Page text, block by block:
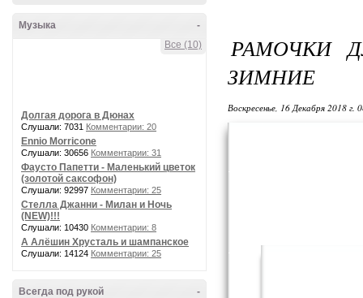
-
Музыка
Все (10)
Долгая дорога в Дюнах
Слушали: 7031 Комментарии: 20
Ennio Morricone
Слушали: 30656 Комментарии: 31
Фаусто Папетти - Маленький цветок
(золотой саксофон)
Слушали: 92997 Комментарии: 25
Стелла Джанни - Милан и Ночь
(NEW)!!!
Слушали: 10430 Комментарии: 8
А Алёшин Хрусталь и шампанское
Слушали: 14124 Комментарии: 25
-
Всегда под рукой
РАМОЧКИ
ЗИМНИЕ
Воскресенье, 16 Декабря 2018 г.